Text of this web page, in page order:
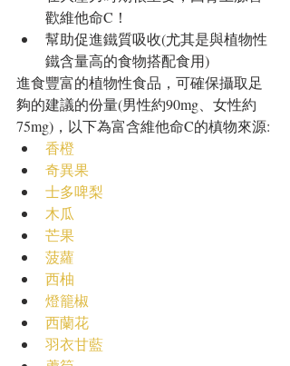
歡維他命C！
幫助促進鐵質吸收(尤其是與植物性
鐵含量高的食物搭配食用)
進食豐富的植物性食品，可確保攝取足
夠的建議的份量(男性約90mg、女性約
75mg)，以下為富含維他命C的槙物來源:
香橙
奇異果
士多啤梨
木瓜
芒果
菠蘿
西柚
燈籠椒
西蘭花
羽衣甘藍